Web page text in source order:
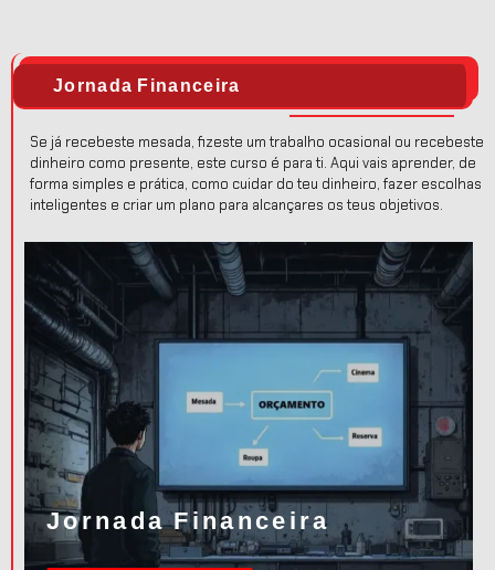
Jornada Financeira
Se já recebeste mesada, fizeste um trabalho ocasional ou recebeste
dinheiro como presente, este curso é para ti. Aqui vais aprender, de
forma simples e prática, como cuidar do teu dinheiro, fazer escolhas
inteligentes e criar um plano para alcançares os teus objetivos.
Jornada Financeira